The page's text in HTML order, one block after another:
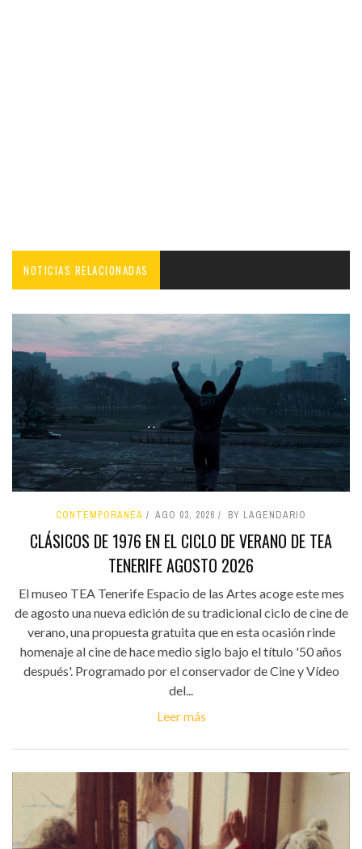
NOTICIAS RELACIONADAS
CONTEMPORÁNEA AGO 03, 2026 BY LAGENDARIO
CLÁSICOS DE 1976 EN EL CICLO DE VERANO DE TEA
TENERIFE AGOSTO 2026
El museo TEA Tenerife Espacio de las Artes acoge este mes
de agosto una nueva edición de su tradicional ciclo de cine de
verano, una propuesta gratuita que en esta ocasión rinde
homenaje al cine de hace medio siglo bajo el título '50 años
después'. Programado por el conservador de Cine y Vídeo
del...
Leer más